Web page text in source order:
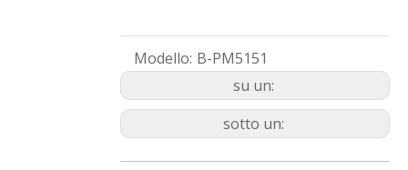
Modello: B-PM5151
su un:
sotto un: